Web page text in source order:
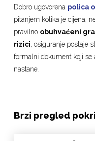
Dobro ugovorena polica
pitanjem kolika je cijena,
pravilno obuhvaćeni
rizici, osiguranje postaje
formalni dokument koji se
nastane.
Brzi pregled